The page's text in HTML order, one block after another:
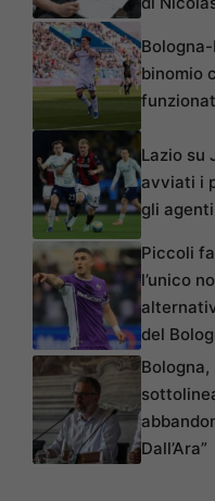
binomio
Lazio su
avviati i
gli agenti
Piccoli
l’unico
del
Bologna,
Dall’Ara”